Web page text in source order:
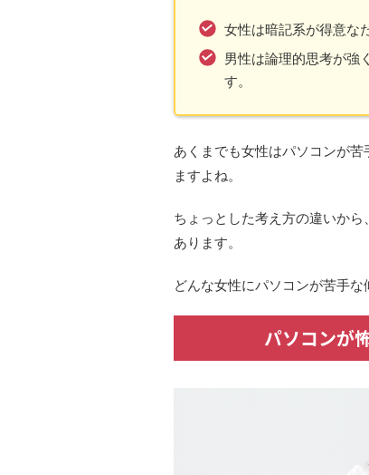
女性は暗記系が得意な
男性は論理的思考が強
す。
あくまでも女性はパソコンが苦
ますよね。
ちょっとした考え方の違いか
あります。
どんな女性にパソコンが苦手な
パソコンが